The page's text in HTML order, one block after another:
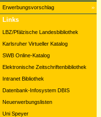
Erwerbungsvorschlag
Links
LBZ/Pfälzische Landesbibliothek
Karlsruher Virtueller Katalog
SWB Online-Katalog
Elektronische Zeitschriftenbibliothek
Intranet Bibliothek
Datenbank-Infosystem DBIS
Neuerwerbungslisten
Uni Speyer